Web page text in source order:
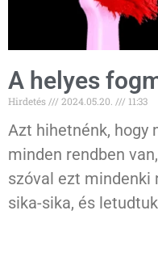
A helyes
Hirdetés 2024.05.20. 11:33
Azt hihetnénk, hogy
minden rendben
szóval ezt mindenki
sika-sika, és